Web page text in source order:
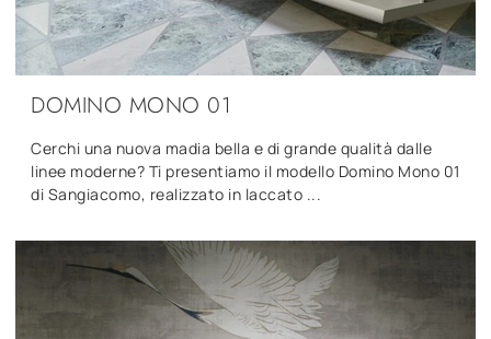
DOMINO MONO 01
Cerchi una nuova madia bella e di grande qualità dalle
linee moderne? Ti presentiamo il modello Domino Mono 01
di Sangiacomo, realizzato in laccato ...